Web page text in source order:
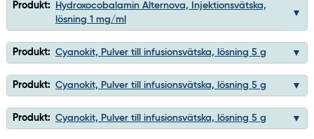
Produkt:
Hydroxocobalamin Alternova, Injektionsvätska,
lösning 1 mg/ml
Produkt: Cyanokit, Pulver till infusionsvätska, lösning 5 g
Produkt: Cyanokit, Pulver till infusionsvätska, lösning 5 g
Produkt: Cyanokit, Pulver till infusionsvätska, lösning 5 g